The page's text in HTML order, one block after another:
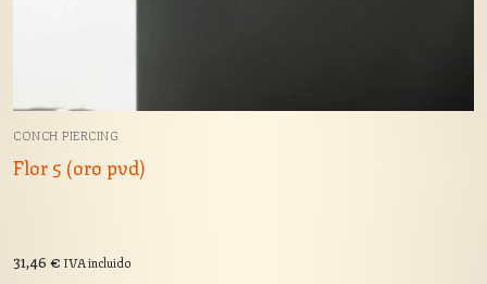
CONCH PIERCING
Flor 5 (oro pvd)
31,46€ IVA incluido